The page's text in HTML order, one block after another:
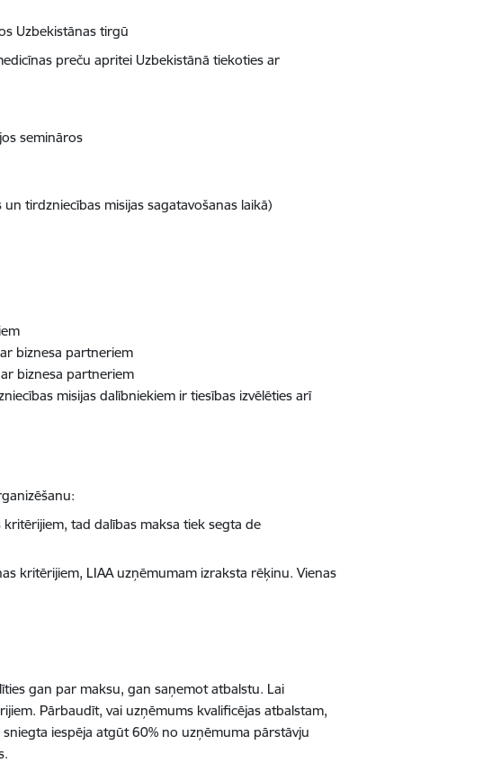
Uzbekistānas tirgū
preču apritei Uzbekistānā tiekoties ar
semināros
tirdzniecības misijas sagatavošanas laikā)
biznesa partneriem
biznesa partneriem
misijas dalībniekiem ir tiesības izvēlēties arī
tad dalības maksa tiek segta de
kritērijiem, LIAA uzņēmumam izraksta rēķinu. Vienas
gan par maksu, gan saņemot atbalstu. Lai
Pārbaudīt, vai uzņēmums kvalificējas atbalstam,
iespēja atgūt 60% no uzņēmuma pārstāvju